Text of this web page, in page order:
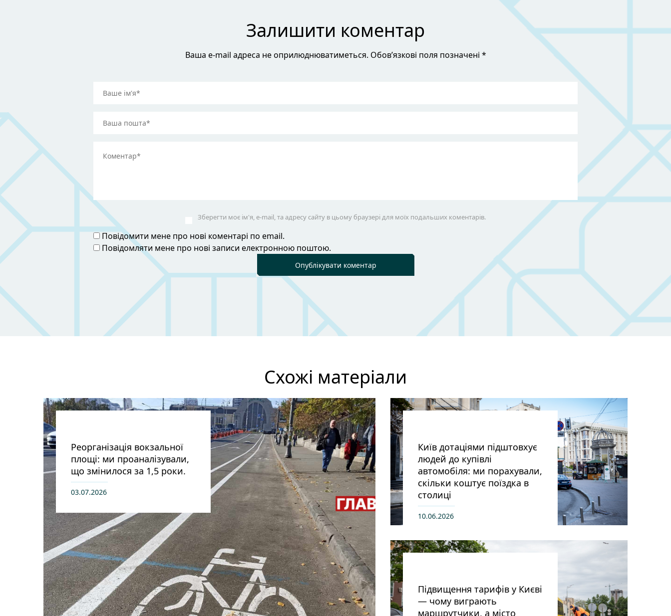
Залишити коментар
Ваша e-mail адреса не оприлюднюватиметься. Обов’язкові поля позначені *
Зберегти моє ім'я, e-mail, та адресу сайту в цьому браузері для моїх подальших коментарів.
Повідомити мене про нові коментарі по email.
Повідомляти мене про нові записи електронною поштою.
Схожі матеріали
Реорганізація вокзальної
площі: ми проаналізували,
що змінилося за 1,5 роки.
03.07.2026
Київ дотаціями підштовхує
людей до купівлі
автомобіля: ми порахували,
скільки коштує поїздка в
столиці
10.06.2026
Підвищення тарифів у Києві
— чому виграють
маршрутчики, а місто